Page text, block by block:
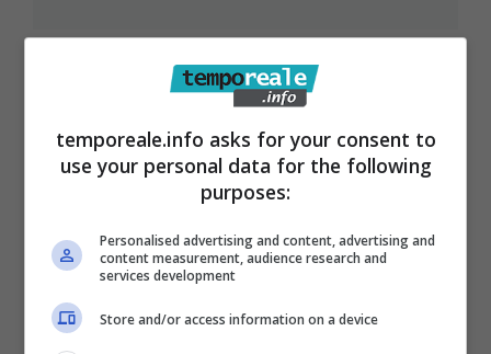
temporeale.info asks for your consent to
use your personal data for the following
purposes:
Personalised advertising and content, advertising and
content measurement, audience research and
services development
Store and/or access information on a device